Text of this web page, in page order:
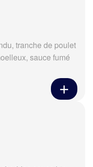
tranche de poulet
sauce fumé